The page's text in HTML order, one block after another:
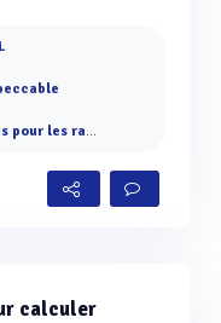
à sertir
calculer